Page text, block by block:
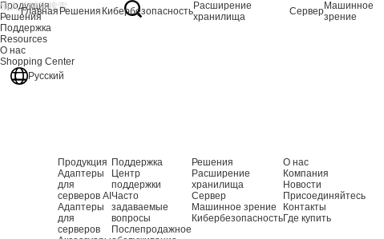
Продукция
Решения
Поддержка
Resources
О нас
Shopping Center
Русский
ГлавнаяРешения КибербезопасностьРасширение
хранилища
СерверМашинное
зрение
Продукция
Адаптеры
для
серверов AI
Адаптеры
для
серверов
Поддержка
Центр
поддержки
Часто
задаваемые
вопросы
Послепродажное
Решения
Расширение
хранилища
Сервер
Машинное зрение
Кибербезопасность
О нас
Компания
Новости
Присоединяйтесь
Контакты
Где купить